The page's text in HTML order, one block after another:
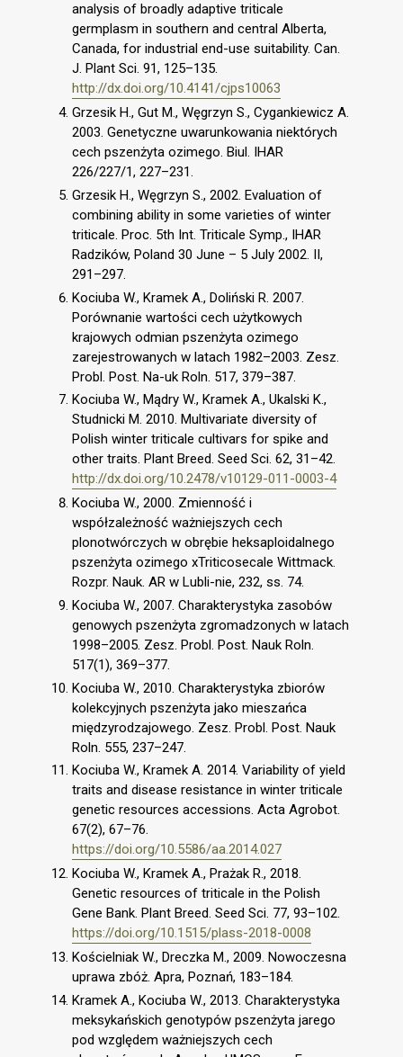
analysis of broadly adaptive triticale
germplasm in southern and central Alberta,
Canada, for industrial end-use suitability. Can.
J. Plant Sci. 91, 125–135.
http://dx.doi.org/10.4141/cjps10063
Grzesik H., Gut M., Węgrzyn S., Cygankiewicz A.
2003. Genetyczne uwarunkowania niektórych
cech pszenżyta ozimego. Biul. IHAR
226/227/1, 227–231.
Grzesik H., Węgrzyn S., 2002. Evaluation of
combining ability in some varieties of winter
triticale. Proc. 5th Int. Triticale Symp., IHAR
Radzików, Poland 30 June – 5 July 2002. II,
291–297.
Kociuba W., Kramek A., Doliński R. 2007.
Porównanie wartości cech użytkowych
krajowych odmian pszenżyta ozimego
zarejestrowanych w latach 1982–2003. Zesz.
Probl. Post. Na-uk Roln. 517, 379–387.
Kociuba W., Mądry W., Kramek A., Ukalski K.,
Studnicki M. 2010. Multivariate diversity of
Polish winter triticale cultivars for spike and
other traits. Plant Breed. Seed Sci. 62, 31–42.
http://dx.doi.org/10.2478/v10129-011-0003-4
Kociuba W., 2000. Zmienność i
współzależność ważniejszych cech
plonotwórczych w obrębie heksaploidalnego
pszenżyta ozimego xTriticosecale Wittmack.
Rozpr. Nauk. AR w Lubli-nie, 232, ss. 74.
Kociuba W., 2007. Charakterystyka zasobów
genowych pszenżyta zgromadzonych w latach
1998–2005. Zesz. Probl. Post. Nauk Roln.
517(1), 369–377.
Kociuba W., 2010. Charakterystyka zbiorów
kolekcyjnych pszenżyta jako mieszańca
międzyrodzajowego. Zesz. Probl. Post. Nauk
Roln. 555, 237–247.
Kociuba W., Kramek A. 2014. Variability of yield
traits and disease resistance in winter triticale
genetic resources accessions. Acta Agrobot.
67(2), 67–76.
https://doi.org/10.5586/aa.2014.027
Kociuba W., Kramek A., Prażak R., 2018.
Genetic resources of triticale in the Polish
Gene Bank. Plant Breed. Seed Sci. 77, 93–102.
https://doi.org/10.1515/plass-2018-0008
Kościelniak W., Dreczka M., 2009. Nowoczesna
uprawa zbóż. Apra, Poznań, 183–184.
Kramek A., Kociuba W., 2013. Charakterystyka
meksykańskich genotypów pszenżyta jarego
pod względem ważniejszych cech